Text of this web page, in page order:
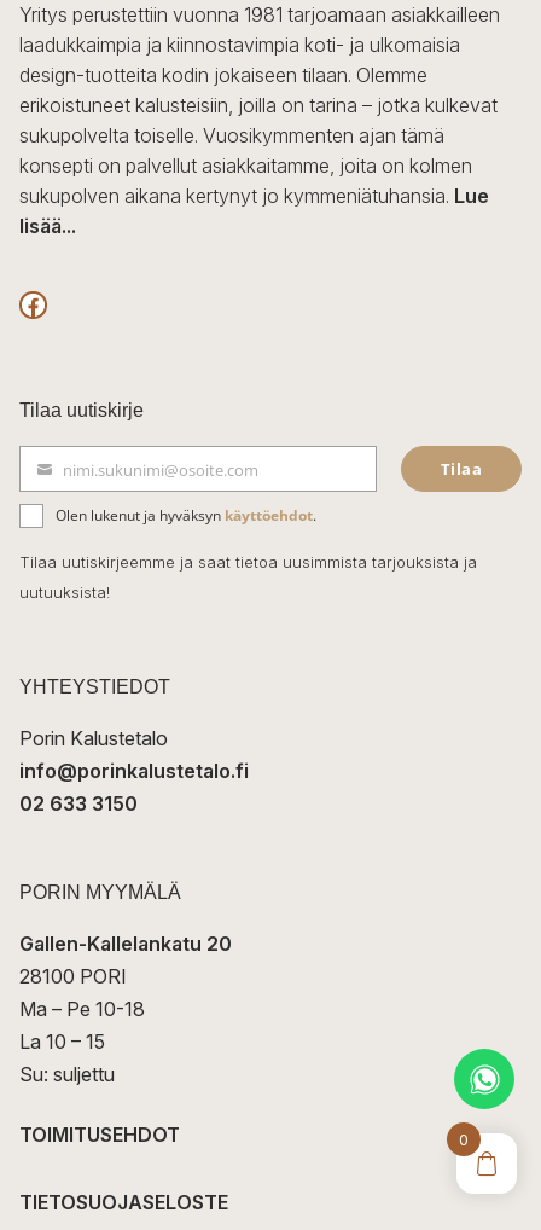
0
Yritys perustettiin vuonna 1981 tarjoamaan asiakkailleen
laadukkaimpia ja kiinnostavimpia koti- ja ulkomaisia
design-tuotteita kodin jokaiseen tilaan. Olemme
erikoistuneet kalusteisiin, joilla on tarina – jotka kulkevat
sukupolvelta toiselle. Vuosikymmenten ajan tämä
konsepti on palvellut asiakkaitamme, joita on kolmen
sukupolven aikana kertynyt jo kymmeniätuhansia. Lue
lisää...
F
c
e
b
o
o
k
Tilaa uutiskirje
ä
h
k
t
nimi.sukunimi@osoite.com Tilaa
Olen lukenut ja hyväksyn käyttöehdot.
Tilaa uutiskirjeemme ja saat tietoa uusimmista tarjouksista ja
uutuuksista!
YHTEYSTIEDOT
Porin Kalustetalo
info@porinkalustetalo.fi
02 633 3150
PORIN MYYMÄLÄ
Gallen-Kallelankatu 20
28100 PORI
Ma – Pe 10-18
La 10 – 15
Su: suljettu
TOIMITUSEHDOT
TIETOSUOJASELOSTE